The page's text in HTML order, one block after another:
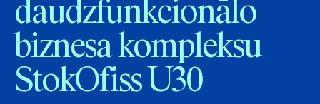
daudzfunkcionālo
biznesa kompleksu
StokOfiss U30